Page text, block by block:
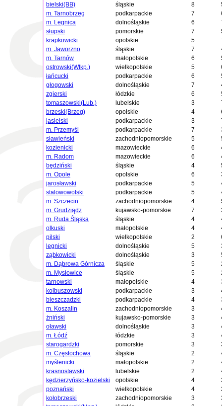
bielski(BB)
śląskie 8
m. Tarnobrzeg
podkarpackie 7
m. Legnica
dolnośląskie 6
słupski
pomorskie 7
krapkowicki
opolskie 5
m. Jaworzno
śląskie 7
m. Tarnów
małopolskie 6
ostrowski(Wlkp.)
wielkopolskie 5
łańcucki
podkarpackie 6
głogowski
dolnośląskie 7
zgierski
łódzkie 6
tomaszowski(Lub.)
lubelskie 3
brzeski(Brzeg)
opolskie 4
jasielski
podkarpackie 3
m. Przemyśl
podkarpackie 7
sławieński
zachodniopomorskie 5
kozienicki
mazowieckie 6
m. Radom
mazowieckie 6
będziński
śląskie 4
m. Opole
opolskie 6
jarosławski
podkarpackie 5
stalowowolski
podkarpackie 5
m. Szczecin
zachodniopomorskie 4
m. Grudziądz
kujawsko-pomorskie 7
m. Ruda Śląska
śląskie 4
olkuski
małopolskie 4
pilski
wielkopolskie 2
legnicki
dolnośląskie 5
ząbkowicki
dolnośląskie 3
m. Dąbrowa Górnicza
śląskie 5
m. Mysłowice
śląskie 5
tarnowski
małopolskie 4
kolbuszowski
podkarpackie 3
bieszczadzki
podkarpackie 4
m. Koszalin
zachodniopomorskie 3
żniński
kujawsko-pomorskie 3
oławski
dolnośląskie 3
m. Łódź
łódzkie 3
starogardzki
pomorskie 3
m. Częstochowa
śląskie 2
myślenicki
małopolskie 2
krasnostawski
lubelskie 2
kędzierzyńsko-kozielski
opolskie 4
poznański
wielkopolskie 4
kołobrzeski
zachodniopomorskie 3